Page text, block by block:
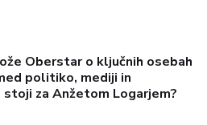
Oberstar o ključnih osebah
politiko, mediji in
za Anžetom Logarjem?